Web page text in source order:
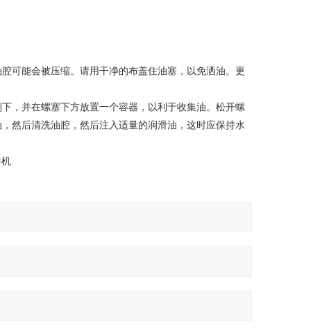
能会被压缩。请用干净的布盖住油塞，以免洒油。更
并在螺塞下方放置一个容器，以利于收集油。松开螺
然后清洗油腔，然后注入适量的润滑油，这时应保持水